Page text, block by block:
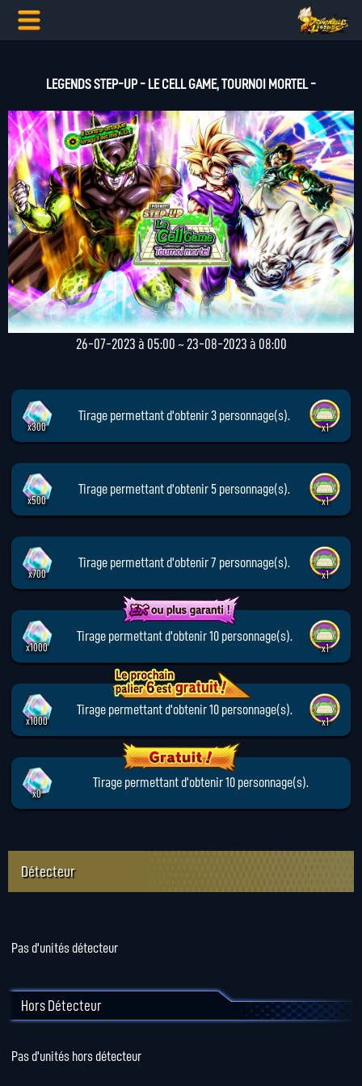
LEGENDS STEP-UP - LE CELL GAME, TOURNOI MORTEL -
26-07-2023 à 05:00 ~ 23-08-2023 à 08:00
x300
Tirage permettant d'obtenir 3 personnage(s).
x1
x500
Tirage permettant d'obtenir 5 personnage(s).
x1
x700
Tirage permettant d'obtenir 7 personnage(s).
x1
x1000
Tirage permettant d'obtenir 10 personnage(s).
x1
x1000
Tirage permettant d'obtenir 10 personnage(s).
x1
x0
Tirage permettant d'obtenir 10 personnage(s).
Détecteur
Pas d'unités détecteur
Hors Détecteur
Pas d'unités hors détecteur